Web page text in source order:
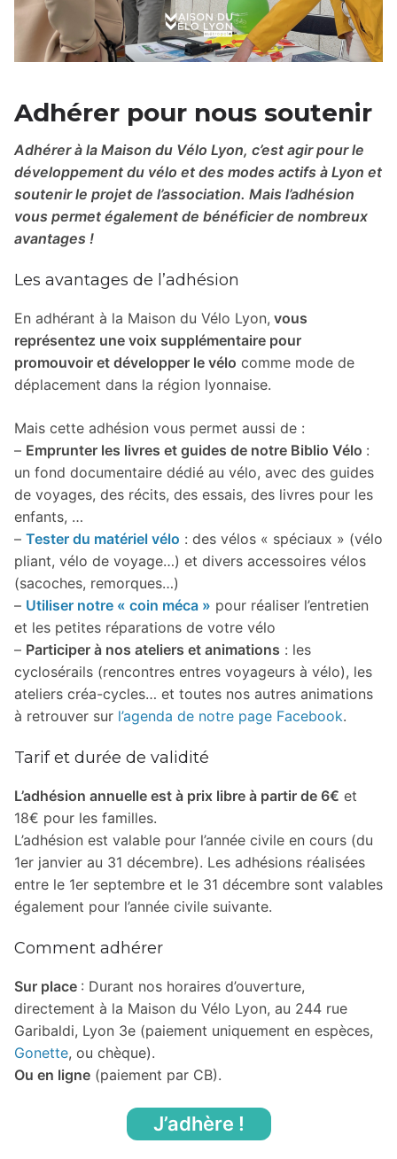
Adhérer pour nous soutenir
Adhérer à la Maison du Vélo Lyon, c’est agir pour le
développement du vélo et des modes actifs à Lyon et
soutenir le projet de l’association. Mais l’adhésion
vous permet également de bénéficier de nombreux
avantages !
Les avantages de l’adhésion
En adhérant à la Maison du Vélo Lyon, vous
représentez une voix supplémentaire pour
promouvoir et développer le vélo comme mode de
déplacement dans la région lyonnaise.
Mais cette adhésion vous permet aussi de :
– Emprunter les livres et guides de notre Biblio Vélo :
un fond documentaire dédié au vélo, avec des guides
de voyages, des récits, des essais, des livres pour les
enfants, …
– Tester du matériel vélo : des vélos « spéciaux » (vélo
pliant, vélo de voyage…) et divers accessoires vélos
(sacoches, remorques…)
– Utiliser notre « coin méca » pour réaliser l’entretien
et les petites réparations de votre vélo
– Participer à nos ateliers et animations : les
cyclosérails (rencontres entres voyageurs à vélo), les
ateliers créa-cycles… et toutes nos autres animations
à retrouver sur l’agenda de notre page Facebook.
Tarif et durée de validité
L’adhésion annuelle est à prix libre à partir de 6€ et
18€ pour les familles.
L’adhésion est valable pour l’année civile en cours (du
1er janvier au 31 décembre). Les adhésions réalisées
entre le 1er septembre et le 31 décembre sont valables
également pour l’année civile suivante.
Comment adhérer
Sur place : Durant nos horaires d’ouverture,
directement à la Maison du Vélo Lyon, au 244 rue
Garibaldi, Lyon 3e (paiement uniquement en espèces,
Gonette, ou chèque).
Ou en ligne (paiement par CB).
J’adhère !